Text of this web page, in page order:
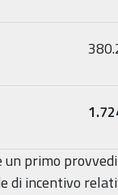
primo
di incentivo